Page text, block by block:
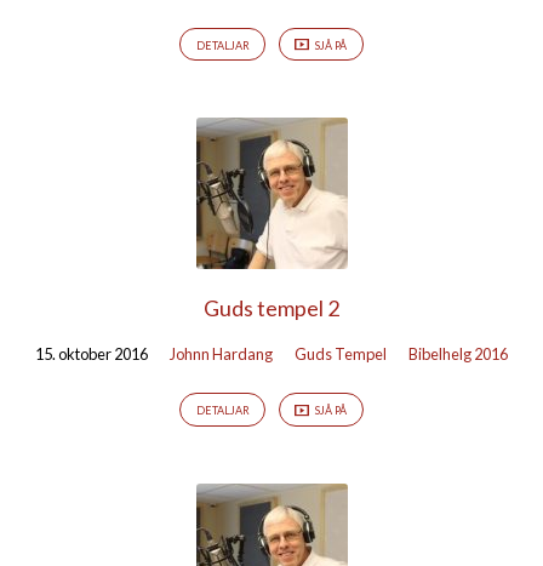
DETALJAR SJÅ PÅ
Guds tempel 2
15. oktober 2016 Johnn Hardang Guds Tempel Bibelhelg 2016
DETALJAR SJÅ PÅ